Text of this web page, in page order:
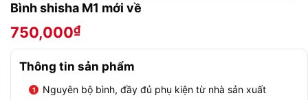
Bình shisha M1 mới về
750,000₫
Thông tin sản phẩm
Nguyên bộ bình, đầy đủ phụ kiện từ nhà sản xuất